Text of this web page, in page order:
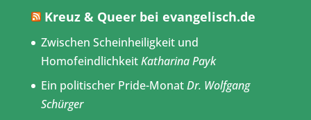
Kreuz & Queer bei evangelisch.de
Zwischen Scheinheiligkeit und
HomofeindlichkeitKatharina Payk
Ein politischer Pride-MonatDr. Wolfgang
Schürger